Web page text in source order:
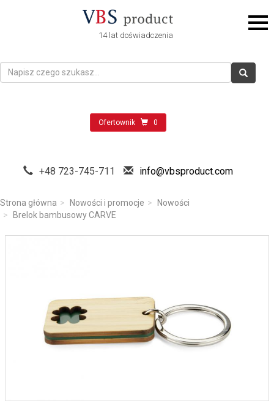
14 lat doświadczenia
Ofertownik 0
+48 723-745-711 info@vbsproduct.com
Strona główna Nowości i promocje
Nowości
Brelok bambusowy CARVE